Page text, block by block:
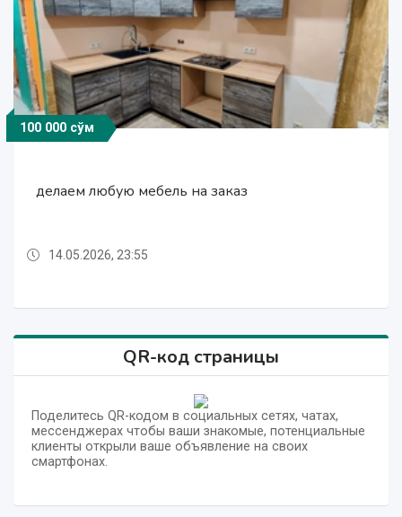
100 000 сўм
делаем любую мебель на заказ
100 000 сўм
Ремонт любой мебели на дому
50 000 сўм
ремонт газовых плит+установка
100 000 сўм
делаем любую мебель на заказ
14.05.2026, 23:55
100 000 сўм
Ремонт любой мебели на дому
QR-код страницы
Поделитесь QR-кодом в социальных сетях, чатах,
мессенджерах чтобы ваши знакомые, потенциальные
клиенты открыли ваше объявление на своих
смартфонах.